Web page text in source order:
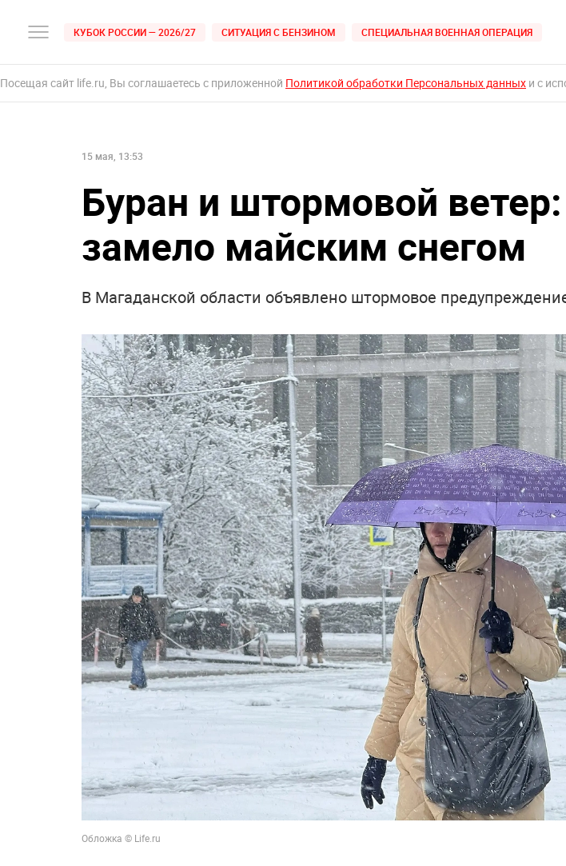
КУБОК РОССИИ — 2026/27 СИТУАЦИЯ С БЕНЗИНОМ СПЕЦИАЛЬНАЯ ВОЕННАЯ ОПЕРАЦИЯ
Посещая сайт life.ru, Вы соглашаетесь с приложенной Политикой обработки Персональных данных и с
15 мая, 13:53
Буран и штормовой
замело майским снегом
В Магаданской области объявлено штормовое
Обложка © Life.ru